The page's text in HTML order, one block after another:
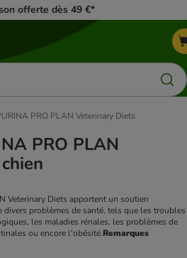
offerte dès 49 €*
PRO PLAN Veterinary Diets
PRO PLAN
Veterinary Diets apportent un soutien
problèmes de santé, tels que les troubles
les maladies rénales, les problèmes de
ou encore l'obésité.Remarques